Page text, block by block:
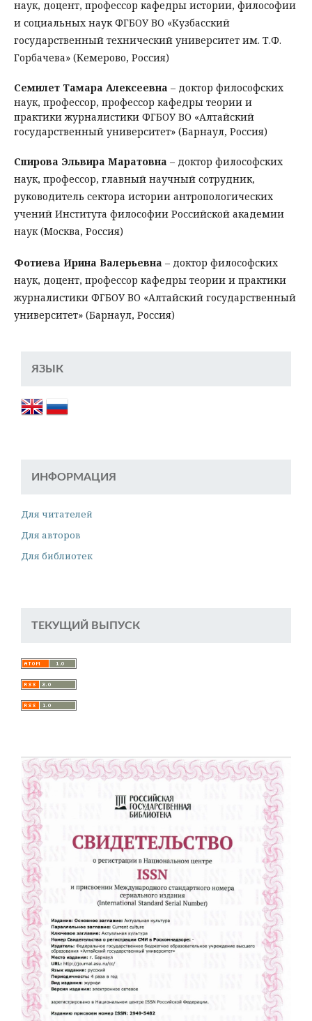
наук, доцент, профессор кафедры истории, философии
и социальных наук ФГБОУ ВО «Кузбасский
государственный технический университет им. Т.Ф.
Горбачева» (Кемерово, Россия)
Семилет Тамара Алексеевна – доктор философских
наук, профессор, профессор кафедры теории и
практики журналистики ФГБОУ ВО «Алтайский
государственный университет» (Барнаул, Россия)
Спирова Эльвира Маратовна – доктор философских
наук, профессор, главный научный сотрудник,
руководитель сектора истории антропологических
учений Института философии Российской академии
наук (Москва, Россия)
Фотиева Ирина Валерьевна – доктор философских
наук, доцент, профессор кафедры теории и практики
журналистики ФГБОУ ВО «Алтайский государственный
университет» (Барнаул, Россия)
ЯЗЫК
ИНФОРМАЦИЯ
Для читателей
Для авторов
Для библиотек
ТЕКУЩИЙ ВЫПУСК